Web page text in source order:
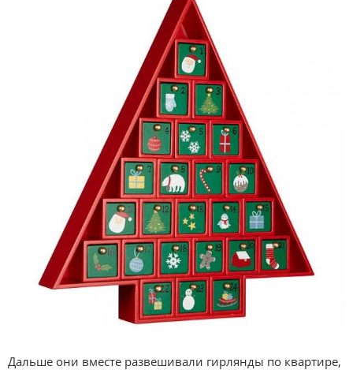
Дальше они вместе развешивали гирлянды по квартире,